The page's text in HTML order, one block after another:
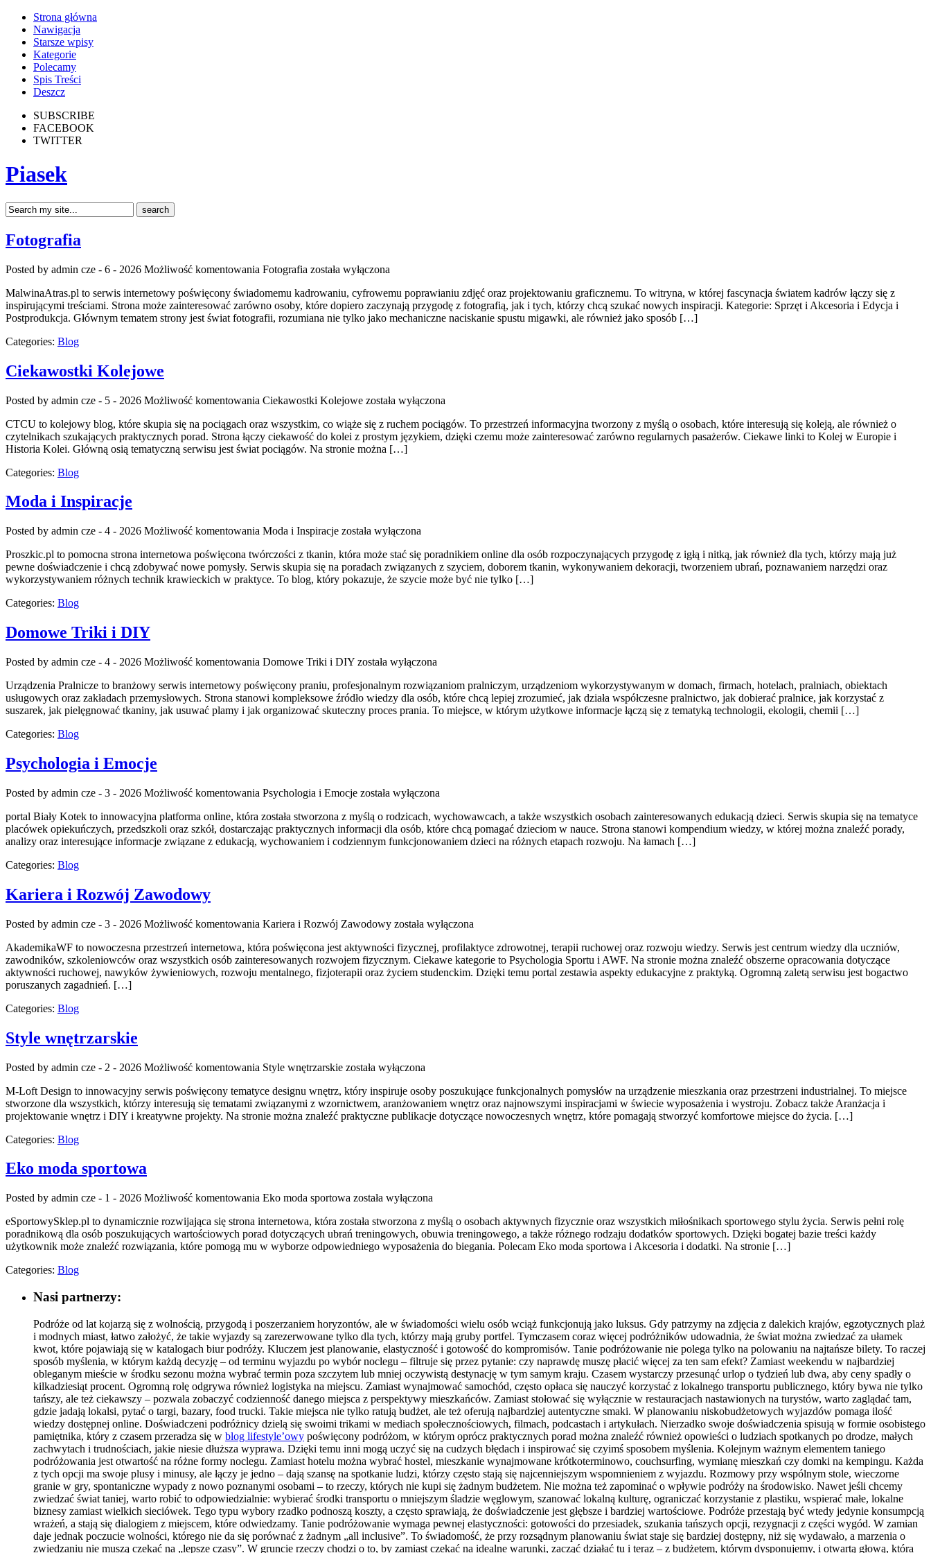
Strona główna
Nawigacja
Starsze wpisy
Kategorie
Polecamy
Spis Treści
Deszcz
SUBSCRIBE
FACEBOOK
TWITTER
Piasek
Fotografia
Posted by admin cze - 6 - 2026 Możliwość komentowania Fotografia została wyłączona
MalwinaAtras.pl to serwis internetowy poświęcony świadomemu kadrowaniu, cyfrowemu poprawianiu zdjęć oraz projektowaniu graficznemu. To witryna, w której fascynacja światem kadrów łączy się z
inspirującymi treściami. Strona może zainteresować zarówno osoby, które dopiero zaczynają przygodę z fotografią, jak i tych, którzy chcą szukać nowych inspiracji. Kategorie: Sprzęt i Akcesoria i Edycja i
Postprodukcja. Głównym tematem strony jest świat fotografii, rozumiana nie tylko jako mechaniczne naciskanie spustu migawki, ale również jako sposób […]
Categories: Blog
Ciekawostki Kolejowe
Posted by admin cze - 5 - 2026 Możliwość komentowania Ciekawostki Kolejowe została wyłączona
CTCU to kolejowy blog, które skupia się na pociągach oraz wszystkim, co wiąże się z ruchem pociągów. To przestrzeń informacyjna tworzony z myślą o osobach, które interesują się koleją, ale również o
czytelnikach szukających praktycznych porad. Strona łączy ciekawość do kolei z prostym językiem, dzięki czemu może zainteresować zarówno regularnych pasażerów. Ciekawe linki to Kolej w Europie i
Historia Kolei. Główną osią tematyczną serwisu jest świat pociągów. Na stronie można […]
Categories: Blog
Moda i Inspiracje
Posted by admin cze - 4 - 2026 Możliwość komentowania Moda i Inspiracje została wyłączona
Proszkic.pl to pomocna strona internetowa poświęcona twórczości z tkanin, która może stać się poradnikiem online dla osób rozpoczynających przygodę z igłą i nitką, jak również dla tych, którzy mają już
pewne doświadczenie i chcą zdobywać nowe pomysły. Serwis skupia się na poradach związanych z szyciem, doborem tkanin, wykonywaniem dekoracji, tworzeniem ubrań, poznawaniem narzędzi oraz
wykorzystywaniem różnych technik krawieckich w praktyce. To blog, który pokazuje, że szycie może być nie tylko […]
Categories: Blog
Domowe Triki i DIY
Posted by admin cze - 4 - 2026 Możliwość komentowania Domowe Triki i DIY została wyłączona
Urządzenia Pralnicze to branżowy serwis internetowy poświęcony praniu, profesjonalnym rozwiązaniom pralniczym, urządzeniom wykorzystywanym w domach, firmach, hotelach, pralniach, obiektach
usługowych oraz zakładach przemysłowych. Strona stanowi kompleksowe źródło wiedzy dla osób, które chcą lepiej zrozumieć, jak działa współczesne pralnictwo, jak dobierać pralnice, jak korzystać z
suszarek, jak pielęgnować tkaniny, jak usuwać plamy i jak organizować skuteczny proces prania. To miejsce, w którym użytkowe informacje łączą się z tematyką technologii, ekologii, chemii […]
Categories: Blog
Psychologia i Emocje
Posted by admin cze - 3 - 2026 Możliwość komentowania Psychologia i Emocje została wyłączona
portal Biały Kotek to innowacyjna platforma online, która została stworzona z myślą o rodzicach, wychowawcach, a także wszystkich osobach zainteresowanych edukacją dzieci. Serwis skupia się na tematyce
placówek opiekuńczych, przedszkoli oraz szkół, dostarczając praktycznych informacji dla osób, które chcą pomagać dzieciom w nauce. Strona stanowi kompendium wiedzy, w której można znaleźć porady,
analizy oraz interesujące informacje związane z edukacją, wychowaniem i codziennym funkcjonowaniem dzieci na różnych etapach rozwoju. Na łamach […]
Categories: Blog
Kariera i Rozwój Zawodowy
Posted by admin cze - 3 - 2026 Możliwość komentowania Kariera i Rozwój Zawodowy została wyłączona
AkademikaWF to nowoczesna przestrzeń internetowa, która poświęcona jest aktywności fizycznej, profilaktyce zdrowotnej, terapii ruchowej oraz rozwoju wiedzy. Serwis jest centrum wiedzy dla uczniów,
zawodników, szkoleniowców oraz wszystkich osób zainteresowanych rozwojem fizycznym. Ciekawe kategorie to Psychologia Sportu i AWF. Na stronie można znaleźć obszerne opracowania dotyczące
aktywności ruchowej, nawyków żywieniowych, rozwoju mentalnego, fizjoterapii oraz życiem studenckim. Dzięki temu portal zestawia aspekty edukacyjne z praktyką. Ogromną zaletą serwisu jest bogactwo
poruszanych zagadnień. […]
Categories: Blog
Style wnętrzarskie
Posted by admin cze - 2 - 2026 Możliwość komentowania Style wnętrzarskie została wyłączona
M-Loft Design to innowacyjny serwis poświęcony tematyce designu wnętrz, który inspiruje osoby poszukujące funkcjonalnych pomysłów na urządzenie mieszkania oraz przestrzeni industrialnej. To miejsce
stworzone dla wszystkich, którzy interesują się tematami związanymi z wzornictwem, aranżowaniem wnętrz oraz najnowszymi inspiracjami w świecie wyposażenia i wystroju. Zobacz także Aranżacja i
projektowanie wnętrz i DIY i kreatywne projekty. Na stronie można znaleźć praktyczne publikacje dotyczące nowoczesnych wnętrz, które pomagają stworzyć komfortowe miejsce do życia. […]
Categories: Blog
Eko moda sportowa
Posted by admin cze - 1 - 2026 Możliwość komentowania Eko moda sportowa została wyłączona
eSportowySklep.pl to dynamicznie rozwijająca się strona internetowa, która została stworzona z myślą o osobach aktywnych fizycznie oraz wszystkich miłośnikach sportowego stylu życia. Serwis pełni rolę
poradnikową dla osób poszukujących wartościowych porad dotyczących ubrań treningowych, obuwia treningowego, a także różnego rodzaju dodatków sportowych. Dzięki bogatej bazie treści każdy
użytkownik może znaleźć rozwiązania, które pomogą mu w wyborze odpowiedniego wyposażenia do biegania. Polecam Eko moda sportowa i Akcesoria i dodatki. Na stronie […]
Categories: Blog
Nasi partnerzy:
Podróże od lat kojarzą się z wolnością, przygodą i poszerzaniem horyzontów, ale w świadomości wielu osób wciąż funkcjonują jako luksus. Gdy patrzymy na zdjęcia z dalekich krajów, egzotycznych plaż
i modnych miast, łatwo założyć, że takie wyjazdy są zarezerwowane tylko dla tych, którzy mają gruby portfel. Tymczasem coraz więcej podróżników udowadnia, że świat można zwiedzać za ułamek
kwot, które pojawiają się w katalogach biur podróży. Kluczem jest planowanie, elastyczność i gotowość do kompromisów. Tanie podróżowanie nie polega tylko na polowaniu na najtańsze bilety. To raczej
sposób myślenia, w którym każdą decyzję – od terminu wyjazdu po wybór noclegu – filtruje się przez pytanie: czy naprawdę muszę płacić więcej za ten sam efekt? Zamiast weekendu w najbardziej
obleganym mieście w środku sezonu można wybrać termin poza szczytem lub mniej oczywistą destynację w tym samym kraju. Czasem wystarczy przesunąć urlop o tydzień lub dwa, aby ceny spadły o
kilkadziesiąt procent. Ogromną rolę odgrywa również logistyka na miejscu. Zamiast wynajmować samochód, często opłaca się nauczyć korzystać z lokalnego transportu publicznego, który bywa nie tylko
tańszy, ale też ciekawszy – pozwala zobaczyć codzienność danego miejsca z perspektywy mieszkańców. Zamiast stołować się wyłącznie w restauracjach nastawionych na turystów, warto zaglądać tam,
gdzie jadają lokalsi, pytać o targi, bazary, food trucki. Takie miejsca nie tylko ratują budżet, ale też oferują najbardziej autentyczne smaki. W planowaniu niskobudżetowych wyjazdów pomaga ilość
wiedzy dostępnej online. Doświadczeni podróżnicy dzielą się swoimi trikami w mediach społecznościowych, filmach, podcastach i artykułach. Nierzadko swoje doświadczenia spisują w formie osobistego
pamiętnika, który z czasem przeradza się w blog lifestyle’owy poświęcony podróżom, w którym oprócz praktycznych porad można znaleźć również opowieści o ludziach spotkanych po drodze, małych
zachwytach i trudnościach, jakie niesie dłuższa wyprawa. Dzięki temu inni mogą uczyć się na cudzych błędach i inspirować się czyimś sposobem myślenia. Kolejnym ważnym elementem taniego
podróżowania jest otwartość na różne formy noclegu. Zamiast hotelu można wybrać hostel, mieszkanie wynajmowane krótkoterminowo, couchsurfing, wymianę mieszkań czy domki na kempingu. Każda
z tych opcji ma swoje plusy i minusy, ale łączy je jedno – dają szansę na spotkanie ludzi, którzy często stają się najcenniejszym wspomnieniem z wyjazdu. Rozmowy przy wspólnym stole, wieczorne
granie w gry, spontaniczne wypady z nowo poznanymi osobami – to rzeczy, których nie kupi się żadnym budżetem. Nie można też zapominać o wpływie podróży na środowisko. Nawet jeśli chcemy
zwiedzać świat taniej, warto robić to odpowiedzialnie: wybierać środki transportu o mniejszym śladzie węglowym, szanować lokalną kulturę, ograniczać korzystanie z plastiku, wspierać małe, lokalne
biznesy zamiast wielkich sieciówek. Tego typu wybory rzadko podnoszą koszty, a często sprawiają, że doświadczenie jest głębsze i bardziej wartościowe. Podróże przestają być wtedy jedynie konsumpcją
wrażeń, a stają się dialogiem z miejscem, które odwiedzamy. Tanie podróżowanie wymaga pewnej elastyczności: gotowości do przesiadek, szukania tańszych opcji, rezygnacji z części wygód. W zamian
daje jednak poczucie wolności, którego nie da się porównać z żadnym „all inclusive”. To świadomość, że przy rozsądnym planowaniu świat staje się bardziej dostępny, niż się wydawało, a marzenia o
zwiedzaniu nie muszą czekać na „lepsze czasy”. W gruncie rzeczy chodzi o to, by zamiast czekać na idealne warunki, zacząć działać tu i teraz – z budżetem, którym dysponujemy, i otwartą głową, która